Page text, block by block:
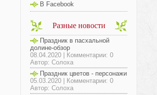
В Facebook
Разные новости
Праздник в пасхальной
долине-обзор
08.04.2020 | Комментарии: 0
Автор: Солоха
Праздник цветов - персонажи
05.03.2020 | Комментарии: 0
Автор: Солоха